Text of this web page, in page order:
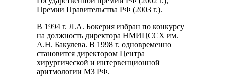
Премии Правительства РФ (2003 г.).
В 1994 г. Л.А. Бокерия избран по конкурсу
на должность директора НМИЦССХ им.
А.Н. Бакулева. В 1998 г. одновременно
становится директором Центра
хирургической и интервенционной
аритмологии МЗ РФ.